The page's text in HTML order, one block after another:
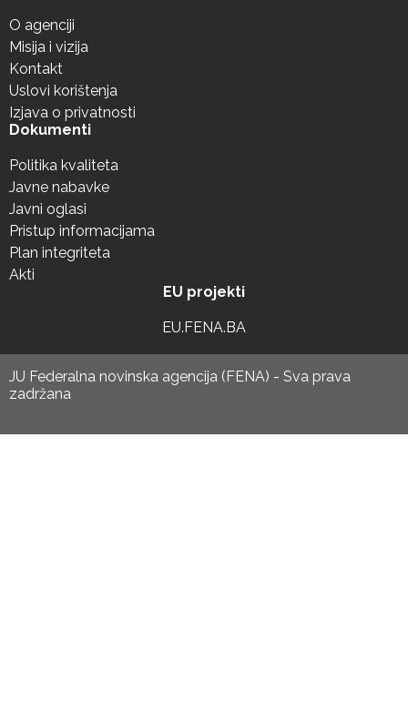
O agenciji
Misija i vizija
Kontakt
Uslovi korištenja
Izjava o privatnosti
Dokumenti
Politika kvaliteta
Javne nabavke
Javni oglasi
Pristup informacijama
Plan integriteta
Akti
EU projekti
EU.FENA.BA
JU Federalna novinska agencija (FENA) - Sva prava
zadržana